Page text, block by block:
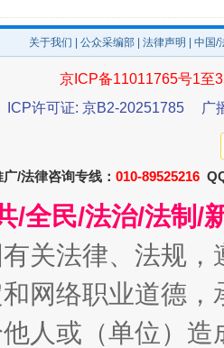
生素超标问题” 法
息
关于我们 公众采编部 法律声明 | 中国
京ICP备11011765号1至
ICP许可证: 京B2-20251785
广
/法律咨询专线： 010-89525216
/全民/法治/法制/
关法律、法规
网络职业道德
人或（单位）